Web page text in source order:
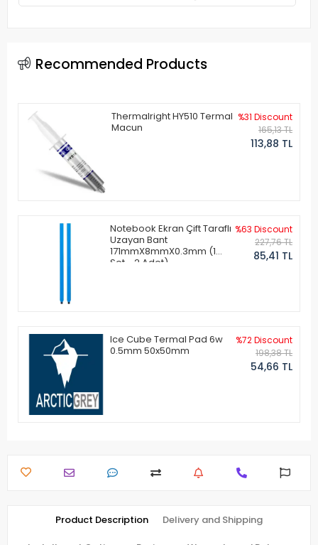
Recommended Products
Thermalright HY510 Termal
Macun
%31 Discount
165,13 TL
113,88 TL
Notebook Ekran Çift Taraflı
Uzayan Bant
171mmX8mmX0.3mm (1
Set - 2 Adet)
%63 Discount
227,76 TL
85,41 TL
Ice Cube Termal Pad 6w
0.5mm 50x50mm
%72 Discount
198,38 TL
54,66 TL
Product Description Delivery and Shipping